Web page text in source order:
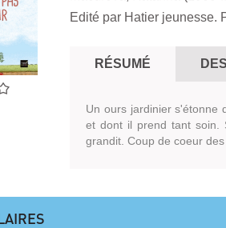
Edité par Hatier jeunesse.
RÉSUMÉ
Un ours jardinier s'étonne
et dont il prend tant soin.
grandit. Coup de coeur